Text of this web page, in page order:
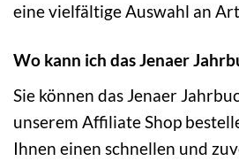
eine vielfältige Auswahl an
Wo kann ich das Jenaer
Sie können das Jenaer
unserem Affiliate Shop
Ihnen einen schnellen und